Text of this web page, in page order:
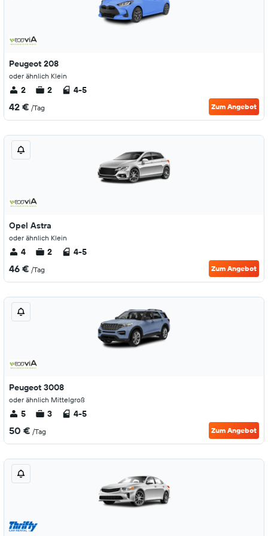
Peugeot 208
oder ähnlich Klein
2 2 4-5
42 € /Tag Zum Angebot
Opel Astra
oder ähnlich Klein
4 2 4-5
46 € /Tag Zum Angebot
Peugeot 3008
oder ähnlich Mittelgroß
5 3 4-5
50 € /Tag Zum Angebot